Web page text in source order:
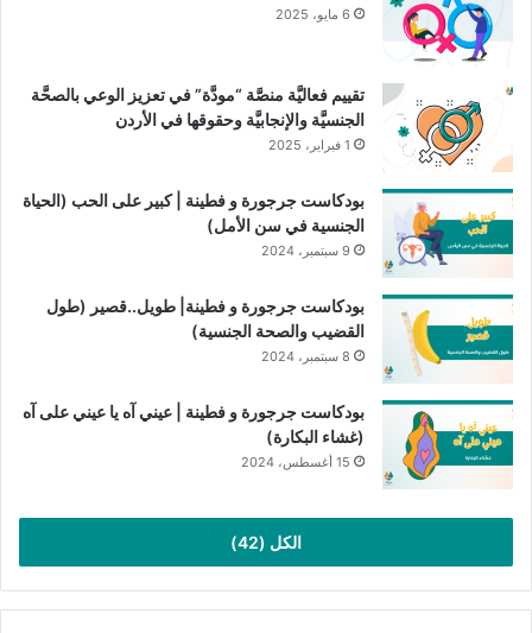
6 مايو، 2025
تقييم فعاليَّة منصَّة “مودَّة” في تعزيز الوعي بالصحَّة
الجنسيَّة والإنجابيَّة وحقوقها في الأردن
1 فبراير، 2025
بودكاست جرجورة و فطينة | كبير على الحب (الحياة
الجنسية في سن الأمل)
9 سبتمبر، 2024
بودكاست جرجورة و فطينة| طويل..قصير (طول
القضيب والصحة الجنسية)
8 سبتمبر، 2024
بودكاست جرجورة و فطينة | عيني آه يا عيني على آه
(غشاء البكارة)
15 أغسطس، 2024
الكل (42)